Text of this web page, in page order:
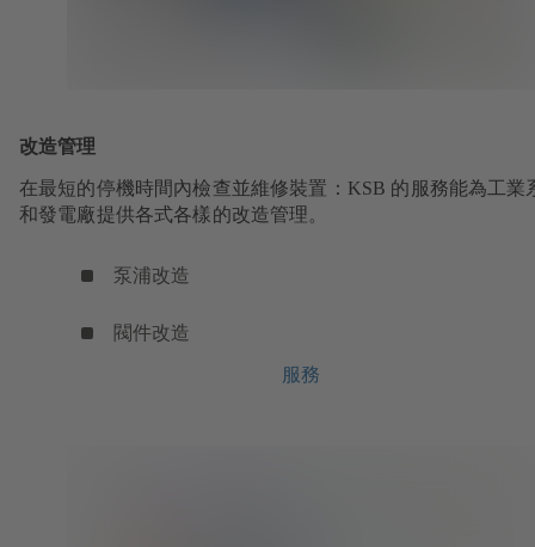
改造管理
在最短的停機時間內檢查並維修裝置：KSB 的服務能為工業
和發電廠提供各式各樣的改造管理。
泵浦改造
閥件改造
服務